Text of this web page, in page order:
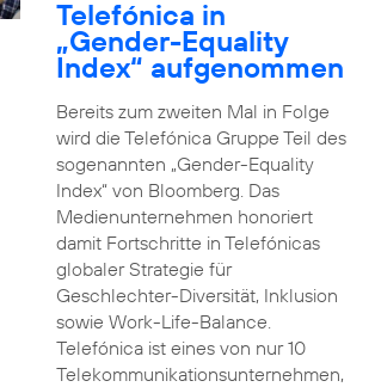
Telefónica in
„Gender-Equality
Index“ aufgenommen
Bereits zum zweiten Mal in Folge
wird die Telefónica Gruppe Teil des
sogenannten „Gender-Equality
Index“ von Bloomberg. Das
Medienunternehmen honoriert
damit Fortschritte in Telefónicas
globaler Strategie für
Geschlechter-Diversität, Inklusion
sowie Work-Life-Balance.
Telefónica ist eines von nur 10
Telekommunikationsunternehmen,